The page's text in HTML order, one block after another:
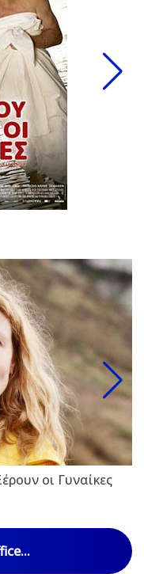
οι Γυναίκες